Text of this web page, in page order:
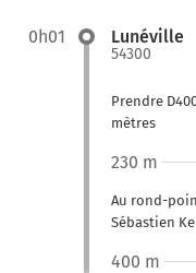
0h01 Lunéville
54300
Prendre
mètres
Au rond-
Sébastien
230 m
400 m